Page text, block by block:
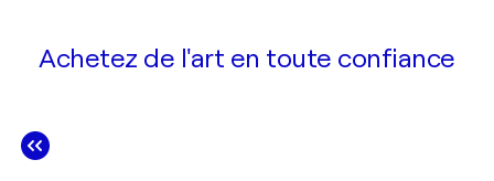
Achetez de l'art en toute confiance